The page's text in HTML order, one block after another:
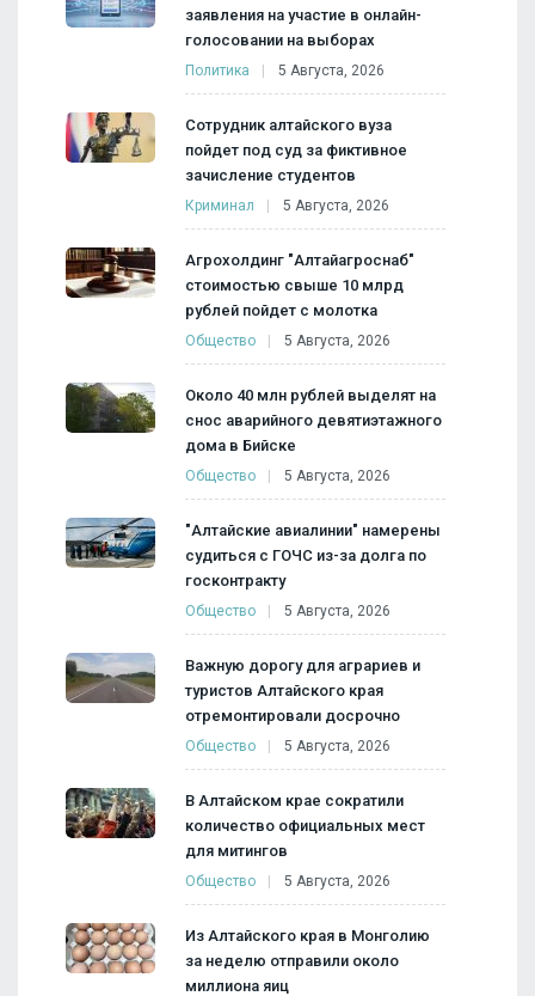
заявления на участие в онлайн-
голосовании на выборах
Политика 5 Августа, 2026
Сотрудник алтайского вуза
пойдет под суд за фиктивное
зачисление студентов
Криминал 5 Августа, 2026
Агрохолдинг "Алтайагроснаб"
стоимостью свыше 10 млрд
рублей пойдет с молотка
Общество 5 Августа, 2026
Около 40 млн рублей выделят на
снос аварийного девятиэтажного
дома в Бийске
Общество 5 Августа, 2026
"Алтайские авиалинии" намерены
судиться с ГОЧС из-за долга по
госконтракту
Общество 5 Августа, 2026
Важную дорогу для аграриев и
туристов Алтайского края
отремонтировали досрочно
Общество 5 Августа, 2026
В Алтайском крае сократили
количество официальных мест
для митингов
Общество 5 Августа, 2026
Из Алтайского края в Монголию
за неделю отправили около
миллиона яиц